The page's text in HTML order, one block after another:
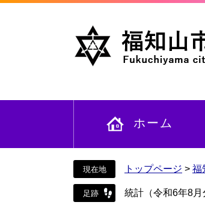
文
ホーム
トップページ > 福
統計（令和6年8月